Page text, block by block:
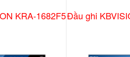
KRA-1682F5Đầu ghi